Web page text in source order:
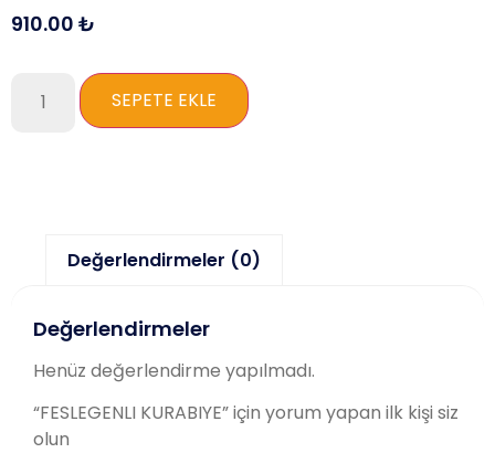
910.00 ₺
SEPETE EKLE
Değerlendirmeler (0)
Değerlendirmeler
Henüz değerlendirme yapılmadı.
“FESLEGENLI KURABIYE” için yorum yapan ilk kişi siz
olun